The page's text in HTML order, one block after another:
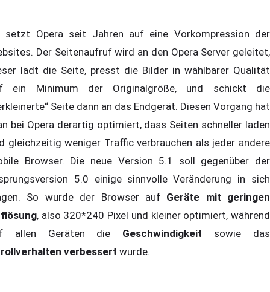
setzt Opera seit Jahren auf eine Vorkompression der
Der Seitenaufruf wird an den Opera Server geleitet,
lädt die Seite, presst die Bilder in wählbarer Qualität
ein Minimum der Originalgröße, und schickt die
Seite dann an das Endgerät. Diesen Vorgang hat
bei Opera derartig optimiert, dass Seiten schneller laden
gleichzeitig weniger Traffic verbrauchen als jeder andere
Browser. Die neue Version 5.1 soll gegenüber der
5.0 einige sinnvolle Veränderung in sich
So wurde der Browser auf Geräte mit geringen
, also 320*240 Pixel und kleiner optimiert, während
allen Geräten die Geschwindigkeit sowie das
verbessert wurde.